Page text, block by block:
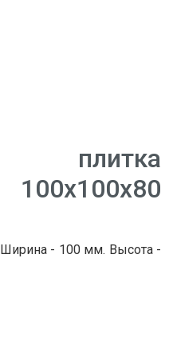
плитка
- 100 мм. Высота -